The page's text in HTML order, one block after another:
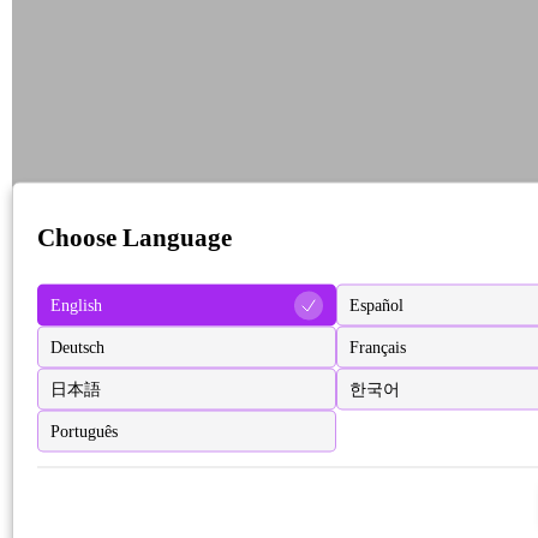
Choose Language
English Español
Deutsch Français
日本語 한국어
Português